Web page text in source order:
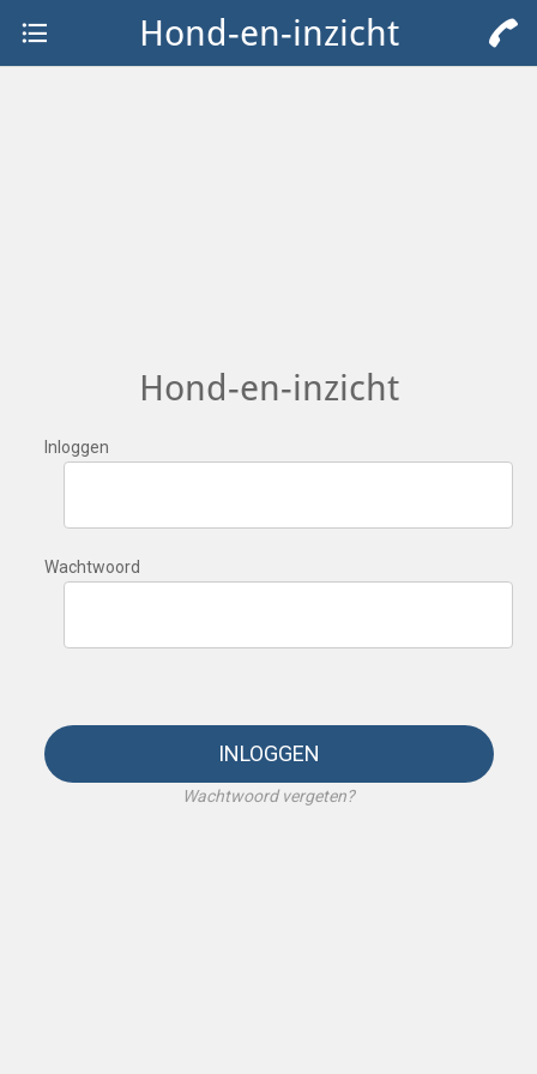
Hond-en-inzicht
Hond-en-inzicht
Inloggen
Wachtwoord
INLOGGEN
Wachtwoord vergeten?